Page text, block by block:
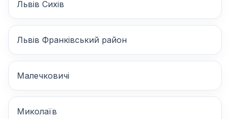
Львів Сихів
Львів Франківський район
Малечковичі
Миколаїв